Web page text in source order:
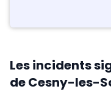
Les incidents
de Cesny-les-